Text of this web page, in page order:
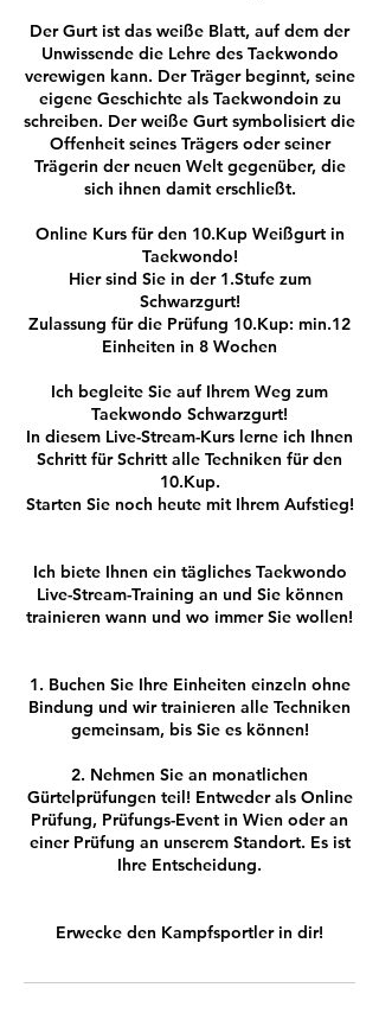
Der Gurt ist das weiße Blatt, auf dem der
Unwissende die Lehre des Taekwondo
verewigen kann. Der Träger beginnt, seine
eigene Geschichte als Taekwondoin zu
schreiben. Der weiße Gurt symbolisiert die
Offenheit seines Trägers oder seiner
Trägerin der neuen Welt gegenüber, die
sich ihnen damit erschließt.
Online Kurs für den 10.Kup Weißgurt in
Taekwondo!
Hier sind Sie in der 1.Stufe zum
Schwarzgurt!
Zulassung für die Prüfung 10.Kup: min.12
Einheiten in 8 Wochen
Ich begleite Sie auf Ihrem Weg zum
Taekwondo Schwarzgurt!
In diesem Live-Stream-Kurs lerne ich Ihnen
Schritt für Schritt alle Techniken für den
10.Kup.
Starten Sie noch heute mit Ihrem Aufstieg!
Ich biete Ihnen ein tägliches Taekwondo
Live-Stream-Training an und Sie können
trainieren wann und wo immer Sie wollen!
1. Buchen Sie Ihre Einheiten einzeln ohne
Bindung und wir trainieren alle Techniken
gemeinsam, bis Sie es können!
2. Nehmen Sie an monatlichen
Gürtelprüfungen teil! Entweder als Online
Prüfung, Prüfungs-Event in Wien oder an
einer Prüfung an unserem Standort. Es ist
Ihre Entscheidung.
Erwecke den Kampfsportler in dir!